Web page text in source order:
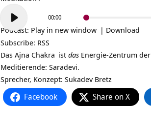
Player
00:00
Podcast: Play in new window | Download
Subscribe: RSS
Das Ajna Chakra ist das Energie-Zentrum
Meditierende: Saradevi.
Sprecher, Konzept: Sukadev Bretz
Facebook Share on X